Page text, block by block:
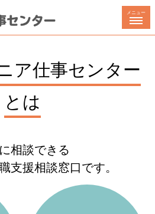
メニュー
ア仕事センター
とは
相談できる
支援相談窓口です。